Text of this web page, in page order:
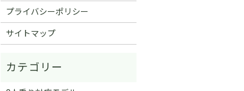
プライバシーポリシー
サイトマップ